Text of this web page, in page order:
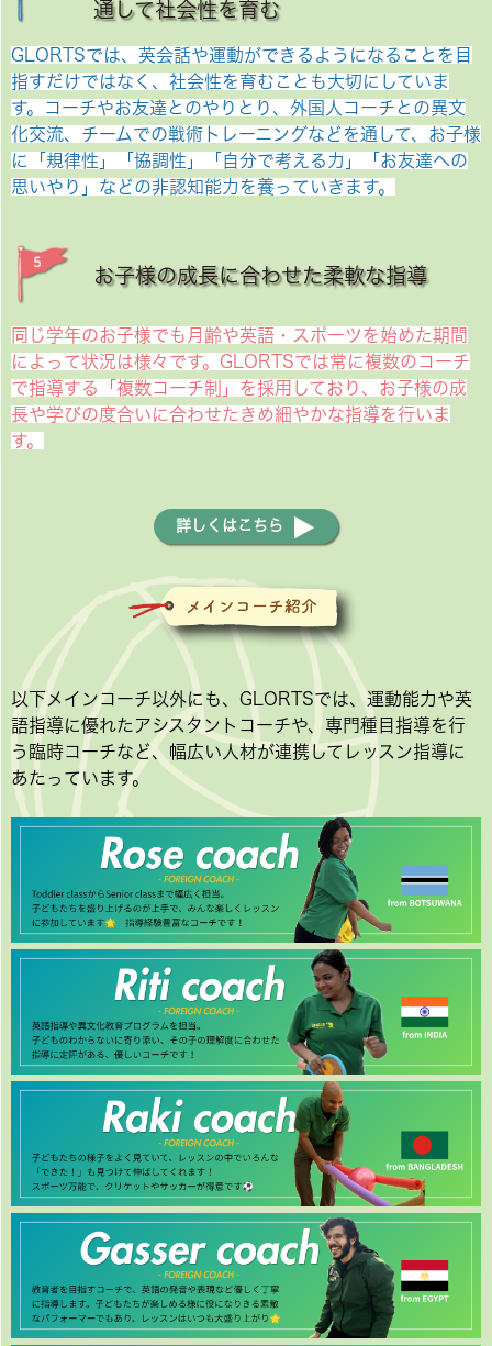
通して社会性を育む
GLORTSでは、英会話や運動ができるようになることを目
指すだけではなく、社会性を育むことも大切にしていま
す。コーチやお友達とのやりとり、外国人コーチとの異文
化交流、チームでの戦術トレーニングなどを通して、お子様
に「規律性」「協調性」「自分で考える力」「お友達への
思いやり」などの非認知能力を養っていきます。
お子様の成長に合わせた柔軟な指導
同じ学年のお子様でも月齢や英語・スポーツを始めた期間
によって状況は様々です。GLORTSでは常に複数のコーチ
で指導する「複数コーチ制」を採用しており、お子様の成
長や学びの度合いに合わせたきめ細やかな指導を行いま
す。
詳しくはこちら
以下メインコーチ以外にも、GLORTSでは、運動能力や英
語指導に優れたアシスタントコーチや、専門種目指導を行
う臨時コーチなど、幅広い人材が連携してレッスン指導に
あたっています。